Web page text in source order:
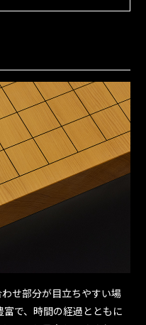
せ部分が目立ちやすい場
で、時間の経過とともに